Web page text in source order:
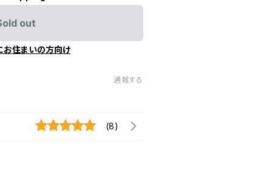
out
お住まいの方向け
通報する
(8)